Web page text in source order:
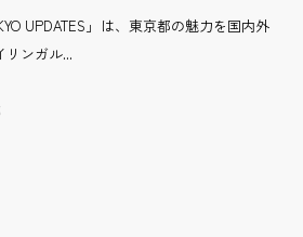
UPDATES」は、東京都の魅力を国内外
リンガル...